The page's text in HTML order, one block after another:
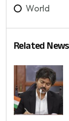
World
Related News